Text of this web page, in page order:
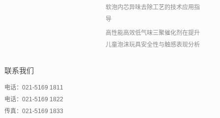
软泡内芯异味去除工艺的技术应用指
导
高性能高效低气味三聚催化剂在提升
儿童泡沫玩具安全性与触感表现分析
联系我们
电话：021-5169 1811
电话：021-5169 1822
传真：021-5169 1833